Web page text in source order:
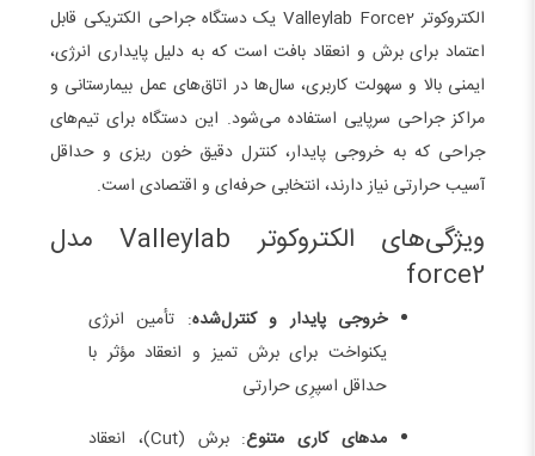
الکتروکوتر Valleylab Force2 یک دستگاه جراحی الکتریکی قابل‌
اعتماد برای برش و انعقاد بافت است که به دلیل پایداری انرژی،
ایمنی بالا و سهولت کاربری، سال‌ها در اتاق‌های عمل بیمارستانی و
مراکز جراحی سرپایی استفاده می‌شود. این دستگاه برای تیم‌های
جراحی که به خروجی پایدار، کنترل دقیق خون‌ ریزی و حداقل
آسیب حرارتی نیاز دارند، انتخابی حرفه‌ای و اقتصادی است.
ویژگی‌های الکتروکوتر Valleylab مدل
force2
خروجی پایدار و کنترل‌شده: تأمین انرژی
یکنواخت برای برش تمیز و انعقاد مؤثر با
حداقل اسپرِی حرارتی
مدهای کاری متنوع
: برش (Cut)، انعقاد